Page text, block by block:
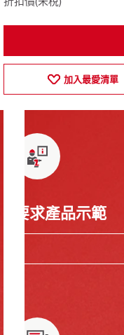
加入最愛清單
要求產品示範